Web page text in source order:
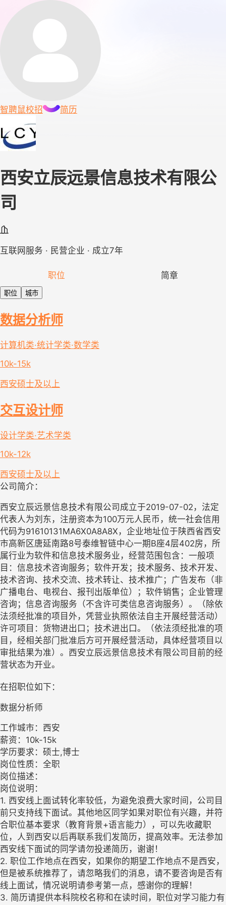
智聘鼠校招 简历
西安立辰远景信息技术有限公
司
互联网服务 · 民营企业 · 成立7年
职位 简章
职位 城市
数据分析师
计算机类·统计学类·数学类
10k-15k
西安硕士及以上
交互设计师
设计学类·艺术学类
10k-12k
西安硕士及以上
公司简介：
西安立辰远景信息技术有限公司成立于2019-07-02，法定
代表人为刘东，注册资本为100万元人民币，统一社会信用
代码为91610131MA6X0A8A8X，企业地址位于陕西省西安
市高新区唐延南路8号泰维智链中心一期B座4层402房，所
属行业为软件和信息技术服务业，经营范围包含：一般项
目：信息技术咨询服务；软件开发；技术服务、技术开发、
技术咨询、技术交流、技术转让、技术推广；广告发布（非
广播电台、电视台、报刊出版单位）；软件销售；企业管理
咨询；信息咨询服务（不含许可类信息咨询服务）。（除依
法须经批准的项目外，凭营业执照依法自主开展经营活动）
许可项目：货物进出口；技术进出口。（依法须经批准的项
目，经相关部门批准后方可开展经营活动，具体经营项目以
审批结果为准）。西安立辰远景信息技术有限公司目前的经
营状态为开业。
在招职位如下：
数据分析师
工作城市：西安
薪资：10k-15k
学历要求：硕士,博士
岗位性质：全职
岗位描述：
岗位说明：
1. 西安线上面试转化率较低，为避免浪费大家时间，公司目
前只支持线下面试。其他地区同学如果对职位有兴趣，并符
合职位基本要求（教育背景+语言能力），可以先收藏职
位，人到西安以后再联系我们发简历，提高效率。无法参加
西安线下面试的同学请勿投递简历，谢谢！
2. 职位工作地点在西安，如果你的期望工作地点不是西安，
但是被系统推荐了，请忽略我们的消息，请不要咨询是否有
线上面试，情况说明请参考第一点，感谢你的理解！
3. 简历请提供本科院校名称和在读时间，职位对学习能力有